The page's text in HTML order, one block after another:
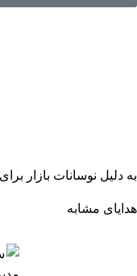
به دلیل نوسانات بازار
هدایای مشابه